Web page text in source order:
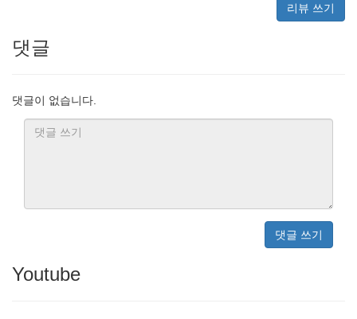
리뷰 쓰기
댓글
댓글이 없습니다.
댓글 쓰기
Youtube